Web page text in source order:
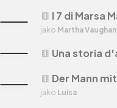
theaters Der Mann
jako Luisa
theaters I 7 di Marsa
jako Martha Vaughan
theaters Una storia